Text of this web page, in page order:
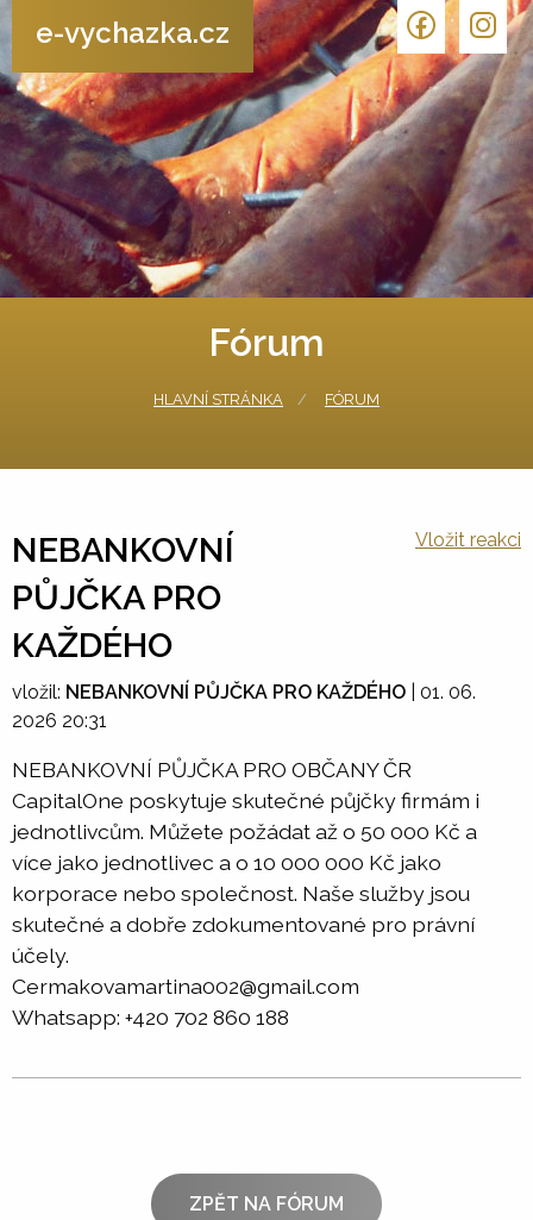
e-vychazka.cz
Fórum
HLAVNÍ STRÁNKA FÓRUM
NEBANKOVNÍ
PŮJČKA PRO
KAŽDÉHO
Vložit reakci
vložil: NEBANKOVNÍ PŮJČKA PRO KAŽDÉHO
01. 06.
2026 20:31
NEBANKOVNÍ PŮJČKA PRO OBČANY ČR
CapitalOne poskytuje skutečné půjčky firmám i
jednotlivcům. Můžete požádat až o 50 000 Kč a
více jako jednotlivec a o 10 000 000 Kč jako
korporace nebo společnost. Naše služby jsou
skutečné a dobře zdokumentované pro právní
účely.
Cermakovamartina002@gmail.com
Whatsapp: +420 702 860 188
ZPĚT NA FÓRUM